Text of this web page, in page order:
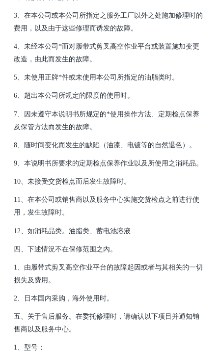
3、在本公司或本公司所指定之服务工厂以外之处施加修理时的
费用，以及由于这些修理而诱发的故障。
4、未经本公司*而对履带式剪叉高空作业平台或装置施加变更
改造，由此而发生的故障。
5、未使用正牌*件或未使用本公司所指定的油脂类时。
6、超出本公司所规定的限度的使用时。
7、因未遵守本说明书所规定的*使用操作方法、定期检点保养
及保管方法而发生的故障。
8、随时间变化而发生的缺陷（油漆、电镀等的自然退色）。
9、本说明书所要求的定期检点保养作业以及所使用之消耗品。
10、未接受交货检点而后发生故障时。
11、在本公司或销售商以及服务中心实施交货检点之前进行使
用，发生故障时。
12、如消耗品类。油脂类、蓄电池溶液
四、下述情況不在保修范围之內。
1、由履带式剪叉高空作业平台的故障起因或者与其相关的一切
损失及费用。
2、日本国内采购，海外使用时。
五、关于售后服务。在委托修理时，请确认以下项目并通知销
售商以及服务中心。
1、型号；